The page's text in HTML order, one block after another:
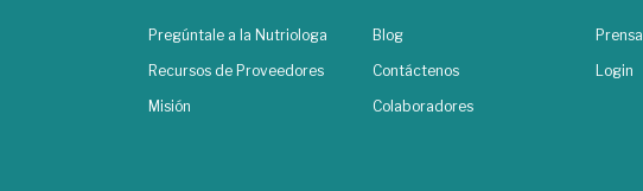
Pregúntale a la Nutriologa
Recursos de Proveedores
Misión
Blog
Contáctenos
Colaboradores
Prensa
Login